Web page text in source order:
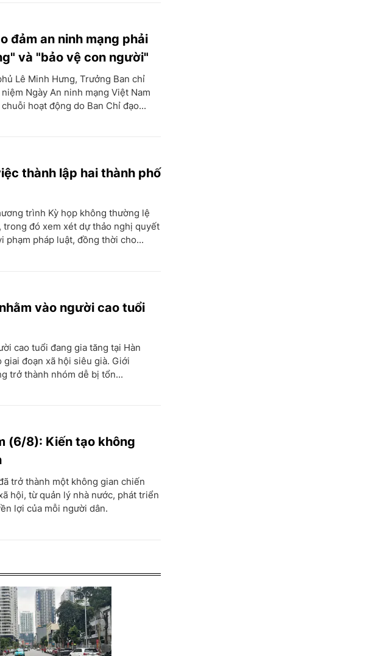
đảm an ninh mạng phải
và "bảo vệ con người"
Lê Minh Hưng, Trưởng Ban chỉ
Ngày An ninh mạng Việt Nam
hoạt động do Ban Chỉ đạo...
thành lập hai thành phố
trình Kỳ họp không thường lệ
đó xem xét dự thảo nghị quyết
phạm pháp luật, đồng thời cho...
vào người cao tuổi
cao tuổi đang gia tăng tại Hàn
đoạn xã hội siêu già. Giới
trở thành nhóm dễ bị tổn...
(6/8): Kiến tạo không
trở thành một không gian chiến
hội, từ quản lý nhà nước, phát triển
lợi của mỗi người dân.